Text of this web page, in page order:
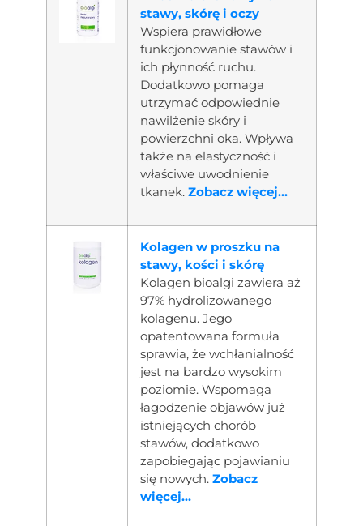
stawy, skórę i oczy
Wspiera prawidłowe
funkcjonowanie stawów i
ich płynność ruchu.
Dodatkowo pomaga
utrzymać odpowiednie
nawilżenie skóry i
powierzchni oka. Wpływa
także na elastyczność i
właściwe uwodnienie
tkanek. Zobacz więcej...
Kolagen w proszku na
stawy, kości i skórę
Kolagen bioalgi zawiera aż
97% hydrolizowanego
kolagenu. Jego
opatentowana formuła
sprawia, że wchłanialność
jest na bardzo wysokim
poziomie. Wspomaga
łagodzenie objawów już
istniejących chorób
stawów, dodatkowo
zapobiegając pojawianiu
się nowych. Zobacz
więcej...